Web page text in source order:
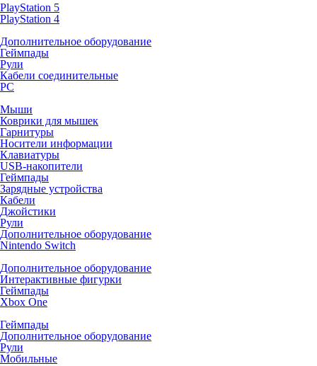
PlayStation 5
PlayStation 4
Дополнительное оборудование
Геймпады
Рули
Кабели соединительные
PC
Мыши
Коврики для мышек
Гарнитуры
Носители информации
Клавиатуры
USB-накопители
Геймпады
Зарядные устройства
Кабели
Джойстики
Рули
Дополнительное оборудование
Nintendo Switch
Дополнительное оборудование
Интерактивные фигурки
Геймпады
Xbox One
Геймпады
Дополнительное оборудование
Рули
Мобильные